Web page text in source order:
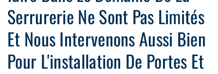
Serrurerie Ne Sont Pas Limités
Et Nous Intervenons Aussi Bien
Pour L'installation De Portes Et